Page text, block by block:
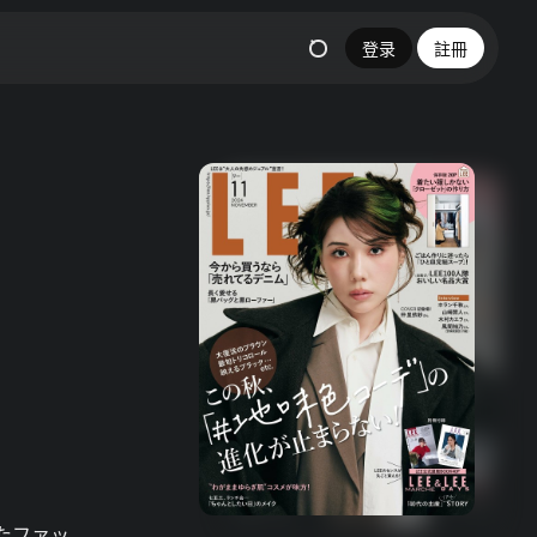
登录 註冊